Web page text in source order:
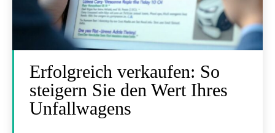
Erfolgreich verkaufen: So
steigern Sie den Wert Ihres
Unfallwagens